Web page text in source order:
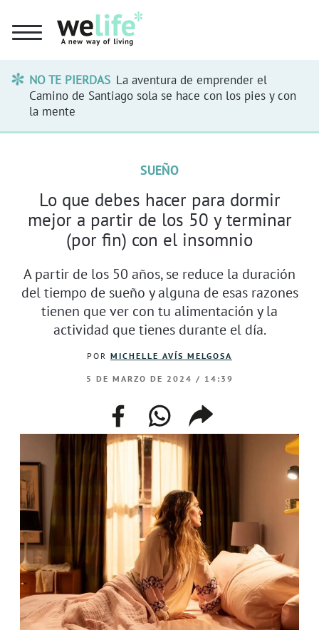
NO TE PIERDAS La aventura de emprender el
Camino de Santiago sola se hace con los pies y con
la mente
SUEÑO
Lo que debes hacer para dormir
mejor a partir de los 50 y terminar
(por fin) con el insomnio
A partir de los 50 años, se reduce la duración
del tiempo de sueño y alguna de esas razones
tienen que ver con tu alimentación y la
actividad que tienes durante el día.
POR MICHELLE AVÍS MELGOSA
5 DE MARZO DE 2024 / 14:39
facebookwhatsappcompartir
enlace